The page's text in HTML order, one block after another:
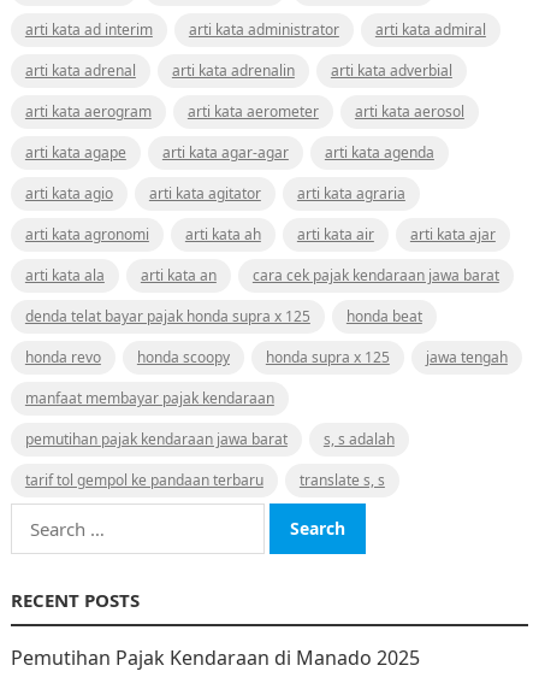
arti kata ad interim
arti kata administrator
arti kata admiral
arti kata adrenal
arti kata adrenalin
arti kata adverbial
arti kata aerogram
arti kata aerometer
arti kata aerosol
arti kata agape
arti kata agar-agar
arti kata agenda
arti kata agio
arti kata agitator
arti kata agraria
arti kata agronomi
arti kata ah arti kata air
arti kata ajar
arti kata ala
arti kata an
cara cek pajak kendaraan jawa barat
denda telat bayar pajak honda supra x 125
honda beat
honda revo
honda scoopy honda supra x 125
jawa tengah
manfaat membayar pajak kendaraan
pemutihan pajak kendaraan jawa barat
s, s adalah
tarif tol gempol ke pandaan terbaru
translate s, s
Search
for:
RECENT POSTS
Pemutihan Pajak Kendaraan di Manado 2025